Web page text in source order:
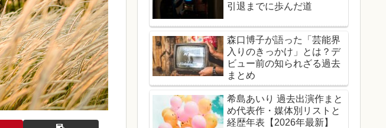
引退までに歩んだ道
森口博子が語った「芸能界
入りのきっかけ」とは？デ
ビュー前の知られざる過去
まとめ
希島あいり 過去出演作まと
め代表作・媒体別リストと
経歴年表【2026年最新】